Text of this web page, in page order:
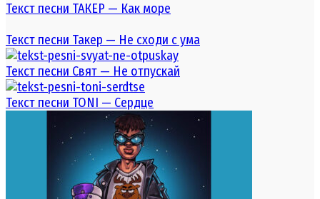
Текст песни ТАКЕР — Как море
Текст песни Такер — Не сходи с ума
Текст песни Свят — Не отпускай
Текст песни TONI — Сердце